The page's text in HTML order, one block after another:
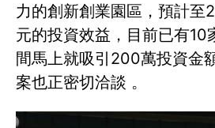
力的創新創業園區，預計至
元的投資效益，目前已有10
間馬上就吸引200萬投資金
案也正密切洽談 。